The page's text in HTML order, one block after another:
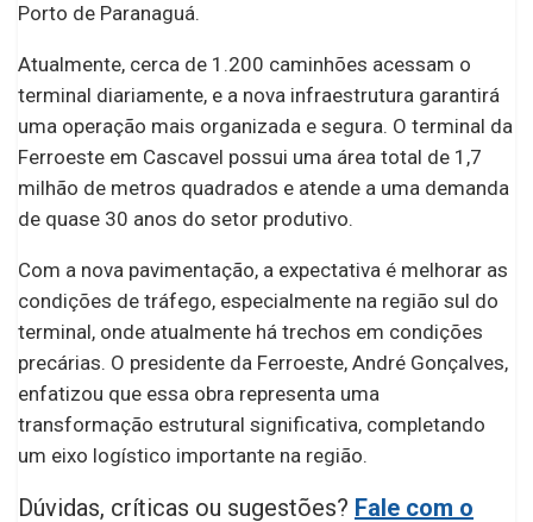
Porto de Paranaguá.
Atualmente, cerca de 1.200 caminhões acessam o
terminal diariamente, e a nova infraestrutura garantirá
uma operação mais organizada e segura. O terminal da
Ferroeste em Cascavel possui uma área total de 1,7
milhão de metros quadrados e atende a uma demanda
de quase 30 anos do setor produtivo.
Com a nova pavimentação, a expectativa é melhorar as
condições de tráfego, especialmente na região sul do
terminal, onde atualmente há trechos em condições
precárias. O presidente da Ferroeste, André Gonçalves,
enfatizou que essa obra representa uma
transformação estrutural significativa, completando
um eixo logístico importante na região.
Dúvidas, críticas ou sugestões? Fale com o